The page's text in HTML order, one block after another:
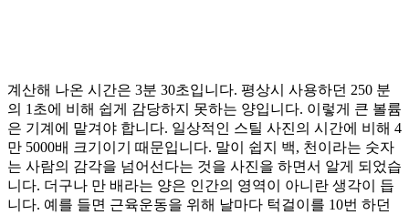
계산해 나온 시간은 3분 30초입니다. 평상시 사용하던 250 분
의 1초에 비해 쉽게 감당하지 못하는 양입니다. 이렇게 큰 볼륨
은 기계에 맡겨야 합니다. 일상적인 스틸 사진의 시간에 비해 4
만 5000배 크기이기 때문입니다. 말이 쉽지 백, 천이라는 숫자
는 사람의 감각을 넘어선다는 것을 사진을 하면서 알게 되었습
니다. 더구나 만 배라는 양은 인간의 영역이 아니란 생각이 듭
니다. 예를 들면 근육운동을 위해 날마다 턱걸이를 10번 하던